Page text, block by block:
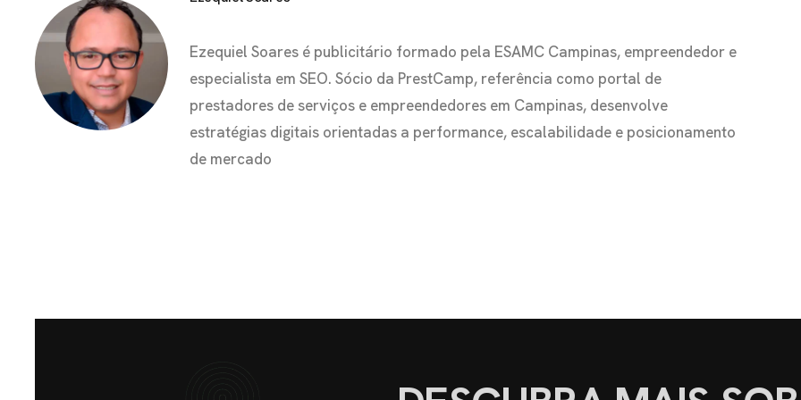
Ezequiel Soares é publicitário formado pela ESAMC Campinas, empreendedor e
especialista em SEO. Sócio da PrestCamp, referência como portal de
prestadores de serviços e empreendedores em Campinas, desenvolve
estratégias digitais orientadas a performance, escalabilidade e posicionamento
de mercado